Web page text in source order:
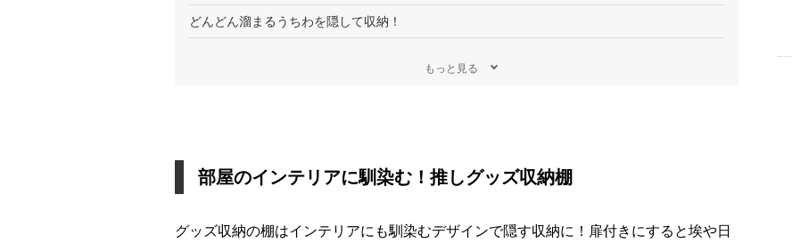
どんどん溜まるうちわを隠して収納！
もっと見る
部屋のインテリアに馴染む！推しグッズ収納棚
グッズ収納の棚はインテリアにも馴染むデザインで隠す収納に！扉付きにすると埃や日